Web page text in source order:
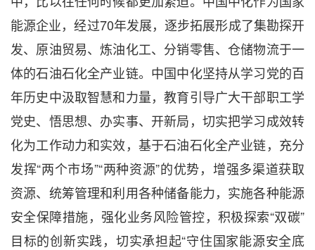
能源企业，经过70年发展，逐步拓展形成了集勘探开
发、原油贸易、炼油化工、分销零售、仓储物流于一
体的石油石化全产业链。中国中化坚持从学习党的百
年历史中汲取智慧和力量，教育引导广大干部职工学
党史、悟思想、办实事、开新局，切实把学习成效转
化为工作动力和实效，基于石油石化全产业链，充分
发挥“两个市场”“两种资源”的优势，增强多渠道获取
资源、统筹管理和利用各种储备能力，实施各种能源
安全保障措施，强化业务风险管控，积极探索“双碳”
目标的创新实践，切实承担起“守住国家能源安全底